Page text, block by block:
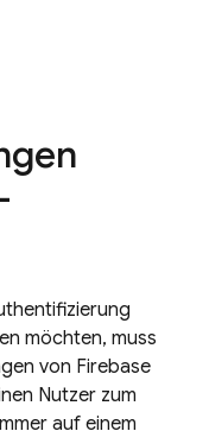
möchten, muss
von Firebase
Nutzer zum
auf einem